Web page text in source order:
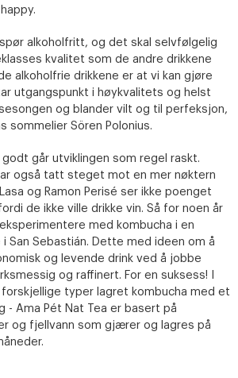
alkoholfritt, og det skal selvfølgelig
kvalitet som de andre drikkene
alkoholfrie drikkene er at vi kan gjøre
utgangspunkt i høykvalitets og helst
og blander vilt og til perfeksjon,
sommelier Sören Polonius.
går utviklingen som regel raskt.
også tatt steget mot en mer nøktern
og Ramon Perisé ser ikke poenget
de ikke ville drikke vin. Så for noen år
med kombucha i en
San Sebastián. Dette med ideen om å
og levende drink ved å jobbe
og raffinert. For en suksess! I
typer lagret kombucha med et
- Ama Pét Nat Tea er basert på
og fjellvann som gjærer og lagres på